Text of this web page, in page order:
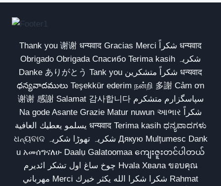
Thank you 谢谢 धन्यवाद Gracias Merci شكراً धन्यवाद
Obrigado Obrigada Спасибо Terima kasih شکریہ
Danke ありがとう Tank you شكراً متشكرين धन्यवाद
ధన్యవాదములు Teşekkür ederim நன்றி 多謝 Cảm ơn
谢谢 感謝 Salamat 감사합니다 سپاسگزارم متشکرم
Na gode Asante Grazie Matur nuwun આભાર شكراً
يسلمو يعطيك العافية धन्यवाद Terima kasih ಧನ್ಯವಾದಗಳು
ଧନ୍ୟବାଦ شکریہ تھوڑا شکریہ Дякую Mulțumesc Dank
u አመሰግናለሁ Daalụ Galatoomaa ကျေးဇူးတင်ပါတယ်
چوخ ساغ اول تشکر ائدیرم Hvala Хвала ขอบคุณ
مهرباني Merci شكرا شكرا الله يكثر خيرك Rahmat